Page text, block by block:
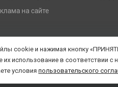
на сайте
cookie и нажимая кнопку
использование в соответствии с
условия пользовательского